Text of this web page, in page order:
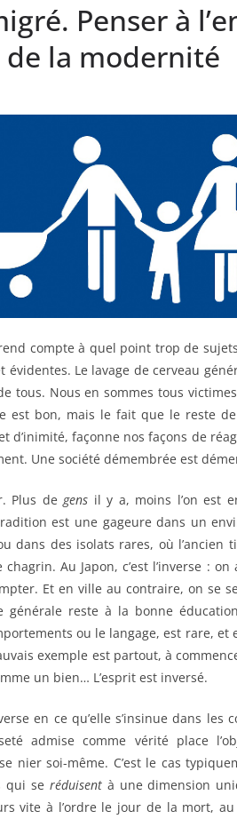
Penser à
de la modernité
compte à quel point trop de
Le lavage de cerveau
tous. Nous en sommes tous
est bon, mais le fait que le reste
d’inimité, façonne nos façons de
Une société démembrée est
Plus degens il y a, moins l’on est
est une gageure dans un
dans des isolats rares, où l’ancien
Au Japon, c’est l’inverse :
Et en ville au contraire, on se
générale reste à la bonne
ou le langage, est rare,
exemple est partout, à
un bien… L’esprit est inversé.
en ce qu’elle s’insinue dans
admise comme vérité place
nier soi-même. C’est le cas
qui se réduisentà une dimension
vite à l’ordre le jour de la mort,